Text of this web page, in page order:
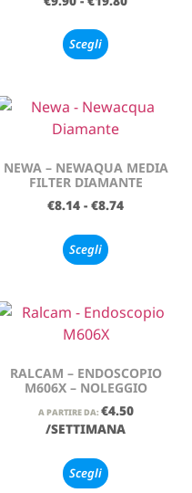
Scegli
NEWA – NEWAQUA MEDIA
FILTER DIAMANTE
€8.14 - €8.74
Scegli
RALCAM – ENDOSCOPIO
M606X – NOLEGGIO
A PARTIRE DA: €4.50
/SETTIMANA
Scegli